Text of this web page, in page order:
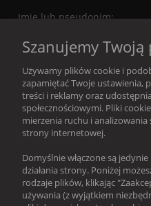
Imię lub pseudonim:
Twoja opinia:
Szanujemy
Używamy plików cookie i
zapamiętać Twoje ustawienia,
treści i reklamy oraz
społecznościowymi. Pliki
mierzenia ruchu i
strony internetowej.
Domyślnie włączone są
działania strony. Poniżej
rodzaje plików, klikając
używania (z wyjątkiem